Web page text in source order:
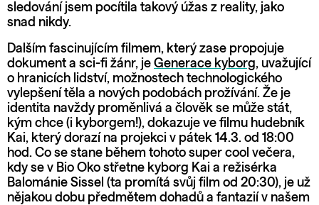
sledování jsem pocítila takový úžas z reality, jako
snad nikdy.
Dalším fascinujícím filmem, který zase propojuje
dokument a sci-fi žánr, je Generace kyborg, uvažující
o hranicích lidství, možnostech technologického
vylepšení těla a nových podobách prožívání. Že je
identita navždy proměnlivá a člověk se může stát,
kým chce (i kyborgem!), dokazuje ve filmu hudebník
Kai, který dorazí na projekci v pátek 14.3. od 18:00
hod. Co se stane během tohoto super cool večera,
kdy se v Bio Oko střetne kyborg Kai a režisérka
Balománie Sissel (ta promítá svůj film od 20:30), je už
nějakou dobu předmětem dohadů a fantazií v našem